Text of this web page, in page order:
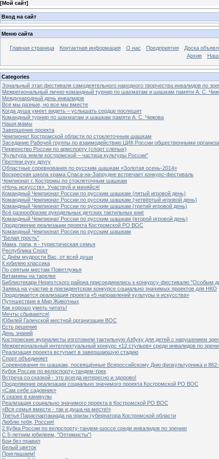
[Мой сайт]
Вход на сайт
Меню сайта
Главная страница Контактная информация О нас Предприятия
Доска
Архив
Categories
Зональный этап фестиваля самодеятельного народного творчества инвалидов по
Межрегиональный лично-командный турнир по шахматам и шашкам памяти А. С.
Международный день инвалидов
Все мы разные, но все мы вместе
Когда душа умеет видеть – услышать сердце поспешит
Командный турнир по шахматам и шашкам памяти А. С. Чижова
Наши мамы
Завершение проекта
Чемпионат Костромской области по стоклеточным шашкам
Заседание Рабочей группы по взаимодействию ЦИК России общественными
Первенство России по армспорту (спорт слепых)
"Культура земли костромской – частица культуры России"
Протяни руку другу
Областные соревнования по русским шашкам «Золотая осень-2014»
Воскресная школа храма Спаса-на-Запрудне встречает конкурс-фестиваль
Чемпионат г. Костромы по стоклеточным шашкам
«Ночь искусств». Участвуй и меняйся!
Командный Чемпионат России по русским шашкам (пятый игровой день)
Командный Чемпионат России по русским шашкам (четвёртый игровой день)
Командный Чемпионат России по русским шашкам (третий игровой день)
Всё разнообразие рукодельных детских тактильных книг
Командный Чемпионат России по русским шашкам (второй игровой день)
Продолжение реализации проекта Костромской РО ВОС
Командный Чемпионат России по русским шашкам
"Белая трость"
Мама, папа, я - туристическая семья
Республика Спорт
С Днём мудрости Вас, от всей души
К юбилею классика
По святым местам Поветлужья
Витамины на тарелке
Библиотекари Нерехтского района присоединились к конкурсу-фестивалю "Особым
Заявка на участие в президентском конкурсе социально значимых проектов для НКО
Продолжается реализация проекта «5 направлений культуры и искусства»
Путешествие в Мир Животных
Как хорошо уметь читать!
Мечты сбываются!
Юбилей Галичской местной организации ВОС
Есть решение
День знаний
Костромские журналисты изготовили тактильную Азбуку для детей с нарушением
Межрегиональный интеллектуальный конкурс «12 стульев» среди инвалидов по
Реализация проекта вступает в завершающую стадию
Спорт объединяет
Соревнования по шашкам, посвящённые Всероссийскому Дню физкультурника и
Кубок России по велоспорту-тандем-трек
Встреча со сказкой - это всегда интересно и здорово!
Продолжение реализации социально значимого проекта Костромской РО ВОС
«Сам себе садовник»
К сказке в каникулы
Реализация социально значимого проекта в Костромской РО ВОС
«Вся семья вместе - так и душа на месте!»
Третья Параспартакиада на призы губернатора Костромской области
Люблю тебя, Россия!
2 Кубка России по велоспорту-тандем-шоссе среди инвалидов по зрению
С 5-летним юбилеем, "Оптимисты"!
Бои без правил
Белый цветок
Приглашаем!